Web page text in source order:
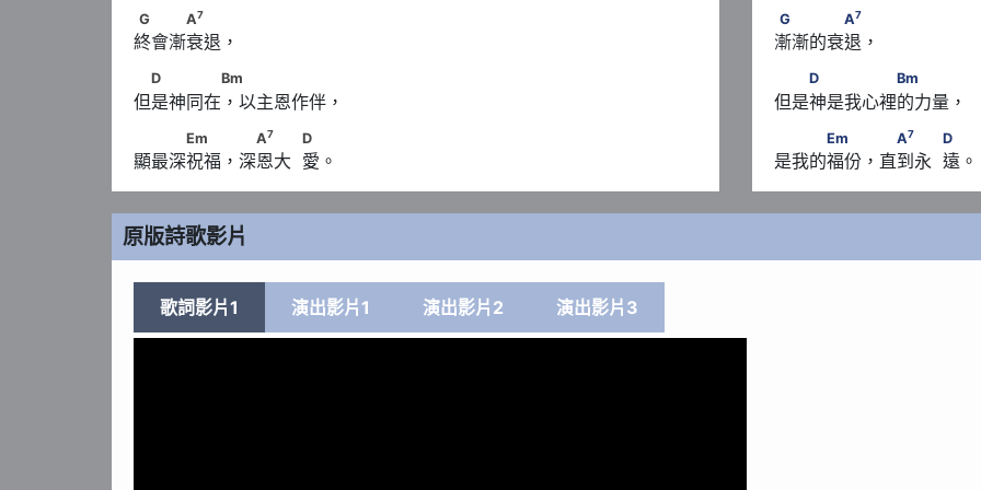
G　　　A
G A7
終會漸衰退，
D　　　　Bm
D Bm
但是神同在，以主恩作伴，
Em　　 　A
D
Em A7 D
顯最深祝福，深恩大  愛。
G　　　　A
G A7
漸漸的衰退，
D　　　　　Bm
D Bm
但是神是我心裡的力量，
Em　　 　A
Em A7 D
是我的福份，直到永  遠。
原版詩歌影片
歌詞影片1 演出影片1 演出影片2 演出影片3